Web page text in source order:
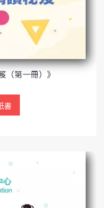
（第一冊）》
書